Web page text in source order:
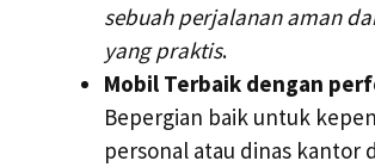
sebuah perjalanan aman
yang praktis.
Mobil Terbaik dengan
Bepergian baik untuk
personal atau dinas kantor